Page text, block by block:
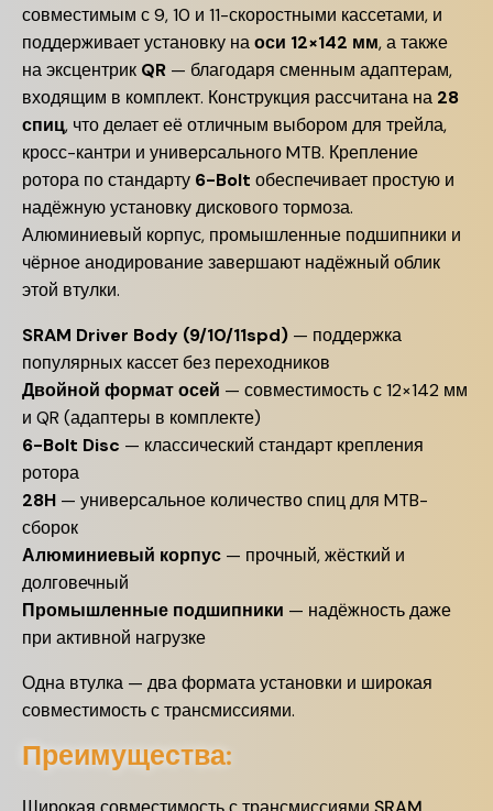
совместимым с 9, 10 и 11-скоростными кассетами, и
поддерживает установку наоси 12×142 мм, а также
на эксцентрик QR — благодаря сменным адаптерам,
входящим в комплект. Конструкция рассчитана на 28
спиц, что делает её отличным выбором для трейла,
кросс-кантри и универсального MTB. Крепление
ротора по стандарту 6-Bolt обеспечивает простую и
надёжную установку дискового тормоза.
Алюминиевый корпус, промышленные подшипники и
чёрное анодирование завершают надёжный облик
этой втулки.
SRAM Driver Body (9/10/11spd) — поддержка
популярных кассет без переходников
Двойной формат осей — совместимость с 12×142 мм
и QR (адаптеры в комплекте)
6-Bolt Disc — классический стандарт крепления
ротора
28H — универсальное количество спиц для MTB-
сборок
Алюминиевый корпус — прочный, жёсткий и
долговечный
Промышленные подшипники — надёжность даже
при активной нагрузке
Одна втулка — два формата установки и широкая
совместимость с трансмиссиями.
Преимущества: